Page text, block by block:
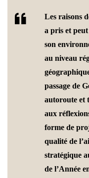
Les raisons
a pris et
son
au niveau
passage de
autoroute et
aux
forme de
qualité de
stratégique
de l’Année